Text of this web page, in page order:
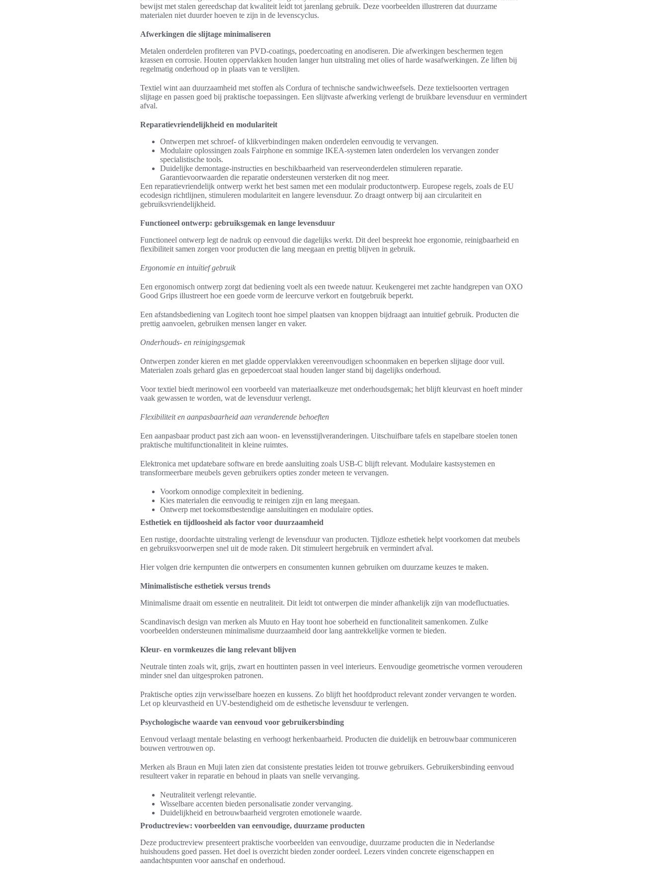
bewijst met stalen gereedschap dat kwaliteit leidt tot jarenlang gebruik. Deze voorbeelden illustreren dat duurzame
materialen niet duurder hoeven te zijn in de levenscyclus.
Afwerkingen die slijtage minimaliseren
Metalen onderdelen profiteren van PVD-coatings, poedercoating en anodiseren. Die afwerkingen beschermen tegen
krassen en corrosie. Houten oppervlakken houden langer hun uitstraling met olies of harde wasafwerkingen. Ze liften bij
regelmatig onderhoud op in plaats van te verslijten.
Textiel wint aan duurzaamheid met stoffen als Cordura of technische sandwichweefsels. Deze textielsoorten vertragen
slijtage en passen goed bij praktische toepassingen. Een slijtvaste afwerking verlengt de bruikbare levensduur en vermindert
afval.
Reparatievriendelijkheid en modulariteit
Ontwerpen met schroef- of klikverbindingen maken onderdelen eenvoudig te vervangen.
Modulaire oplossingen zoals Fairphone en sommige IKEA-systemen laten onderdelen los vervangen zonder
specialistische tools.
Duidelijke demontage-instructies en beschikbaarheid van reserveonderdelen stimuleren reparatie.
Garantievoorwaarden die reparatie ondersteunen versterken dit nog meer.
Een reparatievriendelijk ontwerp werkt het best samen met een modulair productontwerp. Europese regels, zoals de EU
ecodesign richtlijnen, stimuleren modulariteit en langere levensduur. Zo draagt ontwerp bij aan circulariteit en
gebruiksvriendelijkheid.
Functioneel ontwerp: gebruiksgemak en lange levensduur
Functioneel ontwerp legt de nadruk op eenvoud die dagelijks werkt. Dit deel bespreekt hoe ergonomie, reinigbaarheid en
flexibiliteit samen zorgen voor producten die lang meegaan en prettig blijven in gebruik.
Ergonomie en intuïtief gebruik
Een ergonomisch ontwerp zorgt dat bediening voelt als een tweede natuur. Keukengerei met zachte handgrepen van OXO
Good Grips illustreert hoe een goede vorm de leercurve verkort en foutgebruik beperkt.
Een afstandsbediening van Logitech toont hoe simpel plaatsen van knoppen bijdraagt aan intuitief gebruik. Producten die
prettig aanvoelen, gebruiken mensen langer en vaker.
Onderhouds- en reinigingsgemak
Ontwerpen zonder kieren en met gladde oppervlakken vereenvoudigen schoonmaken en beperken slijtage door vuil.
Materialen zoals gehard glas en gepoedercoat staal houden langer stand bij dagelijks onderhoud.
Voor textiel biedt merinowol een voorbeeld van materiaalkeuze met onderhoudsgemak; het blijft kleurvast en hoeft minder
vaak gewassen te worden, wat de levensduur verlengt.
Flexibiliteit en aanpasbaarheid aan veranderende behoeften
Een aanpasbaar product past zich aan woon- en levensstijlveranderingen. Uitschuifbare tafels en stapelbare stoelen tonen
praktische multifunctionaliteit in kleine ruimtes.
Elektronica met updatebare software en brede aansluiting zoals USB-C blijft relevant. Modulaire kastsystemen en
transformeerbare meubels geven gebruikers opties zonder meteen te vervangen.
Voorkom onnodige complexiteit in bediening.
Kies materialen die eenvoudig te reinigen zijn en lang meegaan.
Ontwerp met toekomstbestendige aansluitingen en modulaire opties.
Esthetiek en tijdloosheid als factor voor duurzaamheid
Een rustige, doordachte uitstraling verlengt de levensduur van producten. Tijdloze esthetiek helpt voorkomen dat meubels
en gebruiksvoorwerpen snel uit de mode raken. Dit stimuleert hergebruik en vermindert afval.
Hier volgen drie kernpunten die ontwerpers en consumenten kunnen gebruiken om duurzame keuzes te maken.
Minimalistische esthetiek versus trends
Minimalisme draait om essentie en neutraliteit. Dit leidt tot ontwerpen die minder afhankelijk zijn van modefluctuaties.
Scandinavisch design van merken als Muuto en Hay toont hoe soberheid en functionaliteit samenkomen. Zulke
voorbeelden ondersteunen minimalisme duurzaamheid door lang aantrekkelijke vormen te bieden.
Kleur- en vormkeuzes die lang relevant blijven
Neutrale tinten zoals wit, grijs, zwart en houttinten passen in veel interieurs. Eenvoudige geometrische vormen verouderen
minder snel dan uitgesproken patronen.
Praktische opties zijn verwisselbare hoezen en kussens. Zo blijft het hoofdproduct relevant zonder vervangen te worden.
Let op kleurvastheid en UV-bestendigheid om de esthetische levensduur te verlengen.
Psychologische waarde van eenvoud voor gebruikersbinding
Eenvoud verlaagt mentale belasting en verhoogt herkenbaarheid. Producten die duidelijk en betrouwbaar communiceren
bouwen vertrouwen op.
Merken als Braun en Muji laten zien dat consistente prestaties leiden tot trouwe gebruikers. Gebruikersbinding eenvoud
resulteert vaker in reparatie en behoud in plaats van snelle vervanging.
Neutraliteit verlengt relevantie.
Wisselbare accenten bieden personalisatie zonder vervanging.
Duidelijkheid en betrouwbaarheid vergroten emotionele waarde.
Productreview: voorbeelden van eenvoudige, duurzame producten
Deze productreview presenteert praktische voorbeelden van eenvoudige, duurzame producten die in Nederlandse
huishoudens goed passen. Het doel is overzicht bieden zonder oordeel. Lezers vinden concrete eigenschappen en
aandachtspunten voor aanschaf en onderhoud.